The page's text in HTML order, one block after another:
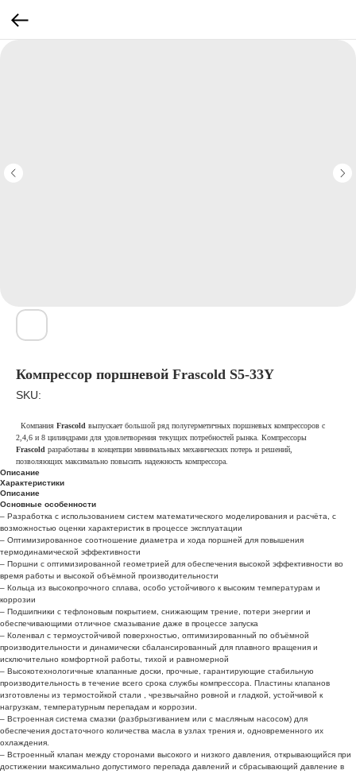
Компрессор поршневой Frascold S5-33Y
SKU:
Компания Frascold выпускает большой ряд полугерметичных поршневых компрессоров с
2,4,6 и 8 цилиндрами для удовлетворения текущих потребностей рынка. Компрессоры
Frascold разработаны в концепции минимальных механических потерь и решений,
позволяющих максимально повысить надежность компрессора.
Описание
Характеристики
Описание
Основные особенности
– Разработка с использованием систем математического моделирования и расчёта, с
возможностью оценки характеристик в процессе эксплуатации
– Оптимизированное соотношение диаметра и хода поршней для повышения
термодинамической эффективности
– Поршни с оптимизированной геометрией для обеспечения высокой эффективности во
время работы и высокой объёмной производительности
– Кольца из высокопрочного сплава, особо устойчивого к высоким температурам и
коррозии
– Подшипники с тефлоновым покрытием, снижающим трение, потери энергии и
обеспечивающими отличное смазывание даже в процессе запуска
– Коленвал с термоустойчивой поверхностью, оптимизированный по объёмной
производительности и динамически сбалансированный для плавного вращения и
исключительно комфортной работы, тихой и равномерной
– Высокотехнологичные клапанные доски, прочные, гарантирующие стабильную
производительность в течение всего срока службы компрессора. Пластины клапанов
изготовлены из термостойкой стали , чрезвычайно ровной и гладкой, устойчивой к
нагрузкам, температурным перепадам и коррозии.
– Встроенная система смазки (разбрызгиванием или с масляным насосом) для
обеспечения достаточного количества масла в узлах трения и, одновременного их
охлаждения.
– Встроенный клапан между сторонами высокого и низкого давления, открывающийся при
достижении максимально допустимого перепада давлений и сбрасывающий давление в